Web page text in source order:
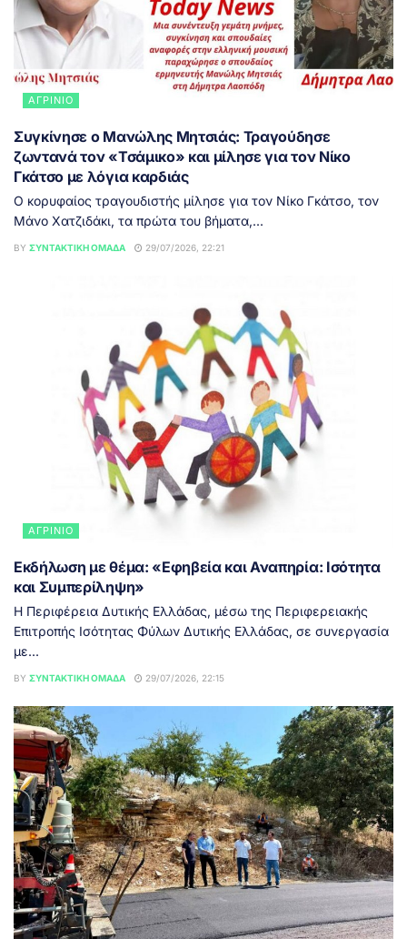
ΑΓΡΊΝΙΟ
Συγκίνησε ο Μανώλης Μητσιάς: Τραγούδησε
ζωντανά τον «Τσάμικο» και μίλησε για τον Νίκο
Γκάτσο με λόγια καρδιάς
Ο κορυφαίος τραγουδιστής μίλησε για τον Νίκο Γκάτσο, τον
Μάνο Χατζιδάκι, τα πρώτα του βήματα,...
BY ΣΥΝΤΑΚΤΙΚΉ ΟΜΆΔΑ 29/07/2026, 22:21
ΑΓΡΊΝΙΟ
Εκδήλωση με θέμα: «Εφηβεία και Αναπηρία: Ισότητα
και Συμπερίληψη»
Η Περιφέρεια Δυτικής Ελλάδας, μέσω της Περιφερειακής
Επιτροπής Ισότητας Φύλων Δυτικής Ελλάδας, σε συνεργασία
με...
BY ΣΥΝΤΑΚΤΙΚΉ ΟΜΆΔΑ 29/07/2026, 22:15